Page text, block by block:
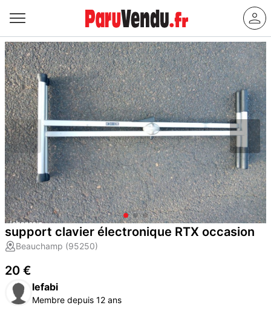
support clavier électronique RTX occasion
Beauchamp (95250)
20 €
lefabi
Membre depuis 12 ans